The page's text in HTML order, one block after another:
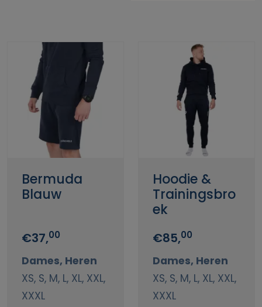
Bermuda
Blauw
€37,00
Dames, Heren
XS, S, M, L, XL, XXL,
XXXL
Hoodie &
Trainingsbro
ek
€85,00
Dames, Heren
XS, S, M, L, XL, XXL,
XXXL